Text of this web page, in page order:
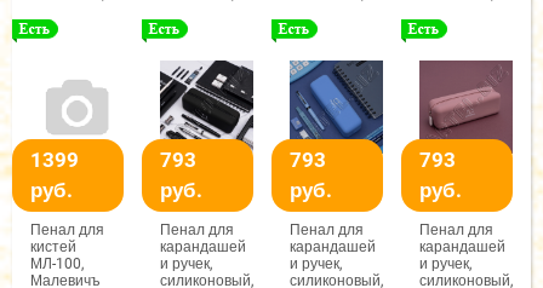
(ЧМС),
65/95/92-
красный),
Гамма
(ЧМС),
63/95/92-
1мм,
(черный/
красный),
Гамма
(ЧМС),
63/93/85мм,
(черный/
красный),
Гамма
(ЧМС),
63/94/87мм,
(черный/
Гамма
1399
руб.
Пенал для
кистей
МЛ-100,
Малевичъ
793
руб.
Пенал для
карандашей
и ручек,
силиконовый,
793
руб.
Пенал для
карандашей
и ручек,
силиконовый,
793
руб.
Пенал для
карандашей
и ручек,
силиконовый,